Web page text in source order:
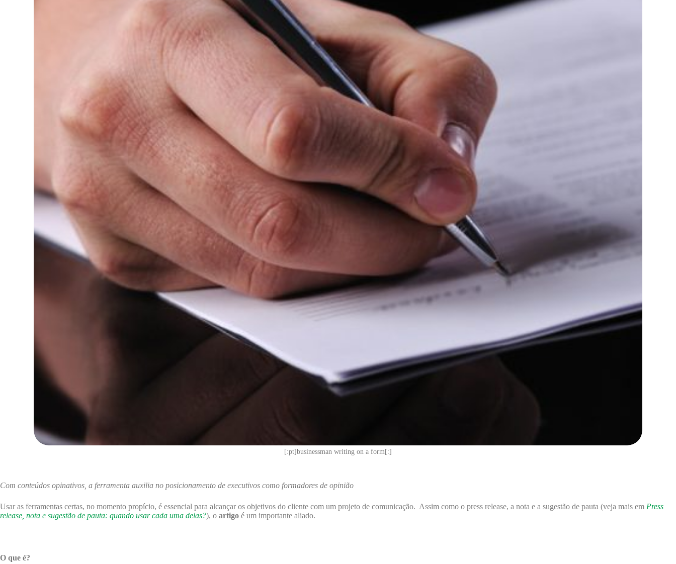
[:pt]businessman writing on a form[:]
Com conteúdos opinativos, a ferramenta auxilia no posicionamento de executivos como formadores de opinião
Usar as ferramentas certas, no momento propício, é essencial para alcançar os objetivos do cliente com um projeto de comunicação. Assim como o press release, a nota e a sugestão de pauta (veja mais em Press
release, nota e sugestão de pauta: quando usar cada uma delas?), o artigo é um importante aliado.
O que é?